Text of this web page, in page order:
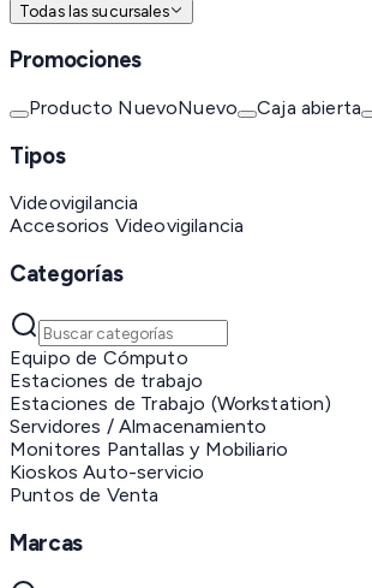
Todas las sucursales
Promociones
Producto NuevoNuevo Caja abierta
Tipos
Videovigilancia
Accesorios Videovigilancia
Categorías
Equipo de Cómputo
Estaciones de trabajo
Estaciones de Trabajo (Workstation)
Servidores / Almacenamiento
Monitores Pantallas y Mobiliario
Kioskos Auto-servicio
Puntos de Venta
Marcas